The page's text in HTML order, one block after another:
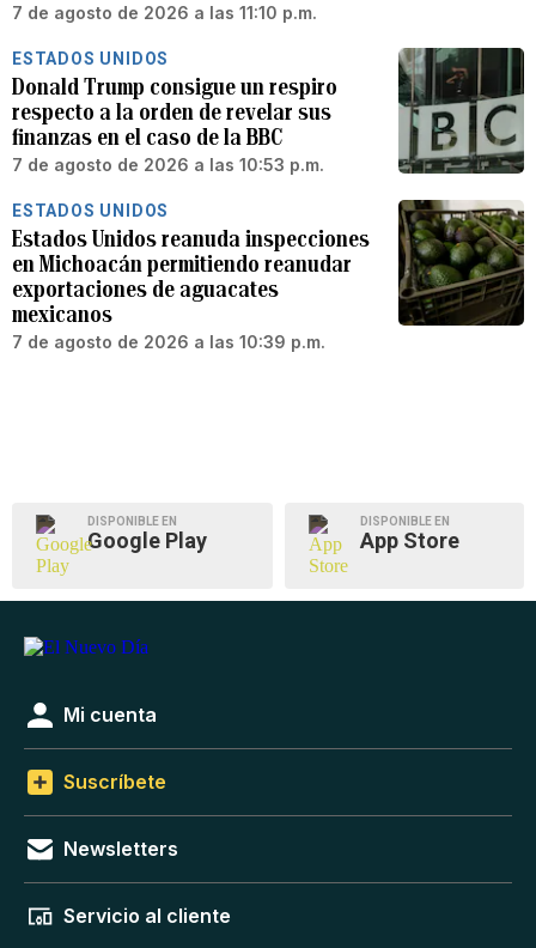
7 de agosto de 2026 a las 11:10 p.m.
ESTADOS UNIDOS
Donald Trump consigue un respiro
respecto a la orden de revelar sus
finanzas en el caso de la BBC
7 de agosto de 2026 a las 10:53 p.m.
ESTADOS UNIDOS
Estados Unidos reanuda inspecciones
en Michoacán permitiendo reanudar
exportaciones de aguacates
mexicanos
7 de agosto de 2026 a las 10:39 p.m.
DISPONIBLE EN
Google Play
DISPONIBLE EN
App Store
Mi cuenta
Suscríbete
Newsletters
Servicio al cliente